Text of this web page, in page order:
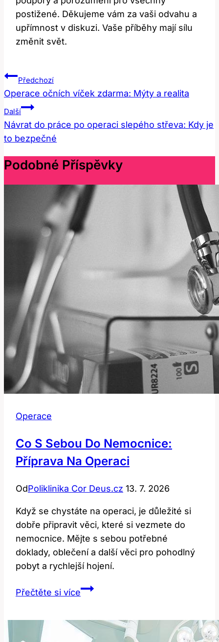
⁤postižené. Děkujeme⁢ vám za vaši odvahu ‍a ​
upřímnost v diskuzi. Vaše příběhy mají sílu
‌změnit svět.
Navigace
Pro
Příspěvek
Předchozí
Operace očních víček zdarma: Mýty a realita
Další
Návrat do práce po operaci slepého střeva: Kdy je
to bezpečné
Podobné Příspěvky
Operace
Co S Sebou Do Nemocnice:
Příprava Na Operaci
OdPoliklinika Cor Deus.cz 13. 7. 2026
Když se chystáte na operaci, je důležité si
dobře připravit věci, které si vezmete do
nemocnice. Mějte s sebou potřebné
doklady, oblečení a další věci pro pohodlný
pobyt a rychlejší hojení.
Přečtěte si víceCo
do